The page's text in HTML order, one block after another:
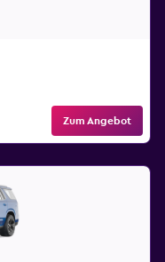
Zum Angebot